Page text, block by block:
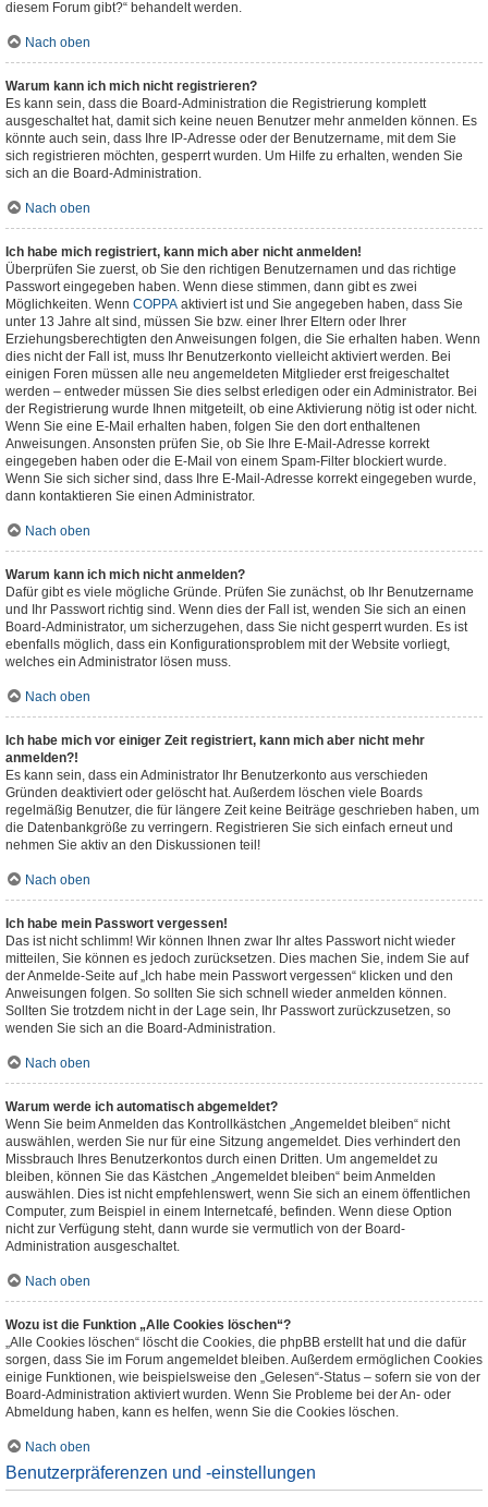
diesem Forum gibt?“ behandelt werden.
Nach oben
Warum kann ich mich nicht registrieren?
Es kann sein, dass die Board-Administration die Registrierung komplett
ausgeschaltet hat, damit sich keine neuen Benutzer mehr anmelden können. Es
könnte auch sein, dass Ihre IP-Adresse oder der Benutzername, mit dem Sie
sich registrieren möchten, gesperrt wurden. Um Hilfe zu erhalten, wenden Sie
sich an die Board-Administration.
Nach oben
Ich habe mich registriert, kann mich aber nicht anmelden!
Überprüfen Sie zuerst, ob Sie den richtigen Benutzernamen und das richtige
Passwort eingegeben haben. Wenn diese stimmen, dann gibt es zwei
Möglichkeiten. Wenn COPPA aktiviert ist und Sie angegeben haben, dass Sie
unter 13 Jahre alt sind, müssen Sie bzw. einer Ihrer Eltern oder Ihrer
Erziehungsberechtigten den Anweisungen folgen, die Sie erhalten haben. Wenn
dies nicht der Fall ist, muss Ihr Benutzerkonto vielleicht aktiviert werden. Bei
einigen Foren müssen alle neu angemeldeten Mitglieder erst freigeschaltet
werden – entweder müssen Sie dies selbst erledigen oder ein Administrator. Bei
der Registrierung wurde Ihnen mitgeteilt, ob eine Aktivierung nötig ist oder nicht.
Wenn Sie eine E-Mail erhalten haben, folgen Sie den dort enthaltenen
Anweisungen. Ansonsten prüfen Sie, ob Sie Ihre E-Mail-Adresse korrekt
eingegeben haben oder die E-Mail von einem Spam-Filter blockiert wurde.
Wenn Sie sich sicher sind, dass Ihre E-Mail-Adresse korrekt eingegeben wurde,
dann kontaktieren Sie einen Administrator.
Nach oben
Warum kann ich mich nicht anmelden?
Dafür gibt es viele mögliche Gründe. Prüfen Sie zunächst, ob Ihr Benutzername
und Ihr Passwort richtig sind. Wenn dies der Fall ist, wenden Sie sich an einen
Board-Administrator, um sicherzugehen, dass Sie nicht gesperrt wurden. Es ist
ebenfalls möglich, dass ein Konfigurationsproblem mit der Website vorliegt,
welches ein Administrator lösen muss.
Nach oben
Ich habe mich vor einiger Zeit registriert, kann mich aber nicht mehr
anmelden?!
Es kann sein, dass ein Administrator Ihr Benutzerkonto aus verschieden
Gründen deaktiviert oder gelöscht hat. Außerdem löschen viele Boards
regelmäßig Benutzer, die für längere Zeit keine Beiträge geschrieben haben, um
die Datenbankgröße zu verringern. Registrieren Sie sich einfach erneut und
nehmen Sie aktiv an den Diskussionen teil!
Nach oben
Ich habe mein Passwort vergessen!
Das ist nicht schlimm! Wir können Ihnen zwar Ihr altes Passwort nicht wieder
mitteilen, Sie können es jedoch zurücksetzen. Dies machen Sie, indem Sie auf
der Anmelde-Seite auf „Ich habe mein Passwort vergessen“ klicken und den
Anweisungen folgen. So sollten Sie sich schnell wieder anmelden können.
Sollten Sie trotzdem nicht in der Lage sein, Ihr Passwort zurückzusetzen, so
wenden Sie sich an die Board-Administration.
Nach oben
Warum werde ich automatisch abgemeldet?
Wenn Sie beim Anmelden das Kontrollkästchen „Angemeldet bleiben“ nicht
auswählen, werden Sie nur für eine Sitzung angemeldet. Dies verhindert den
Missbrauch Ihres Benutzerkontos durch einen Dritten. Um angemeldet zu
bleiben, können Sie das Kästchen „Angemeldet bleiben“ beim Anmelden
auswählen. Dies ist nicht empfehlenswert, wenn Sie sich an einem öffentlichen
Computer, zum Beispiel in einem Internetcafé, befinden. Wenn diese Option
nicht zur Verfügung steht, dann wurde sie vermutlich von der Board-
Administration ausgeschaltet.
Nach oben
Wozu ist die Funktion „Alle Cookies löschen“?
„Alle Cookies löschen“ löscht die Cookies, die phpBB erstellt hat und die dafür
sorgen, dass Sie im Forum angemeldet bleiben. Außerdem ermöglichen Cookies
einige Funktionen, wie beispielsweise den „Gelesen“-Status – sofern sie von der
Board-Administration aktiviert wurden. Wenn Sie Probleme bei der An- oder
Abmeldung haben, kann es helfen, wenn Sie die Cookies löschen.
Nach oben
Benutzerpräferenzen und -einstellungen